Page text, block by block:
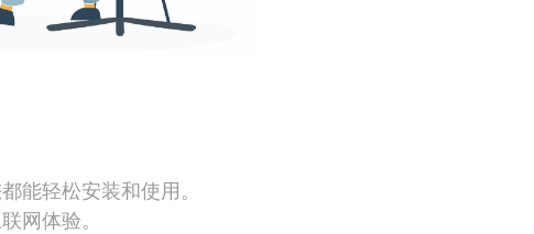
能轻松安装和使用。
网体验。